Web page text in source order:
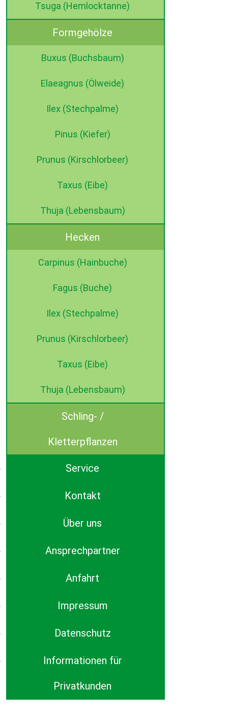
Tsuga (Hemlocktanne)
Formgehölze
Buxus (Buchsbaum)
Elaeagnus (Ölweide)
Ilex (Stechpalme)
Pinus (Kiefer)
Prunus (Kirschlorbeer)
Taxus (Eibe)
Thuja (Lebensbaum)
Hecken
Carpinus (Hainbuche)
Fagus (Buche)
Ilex (Stechpalme)
Prunus (Kirschlorbeer)
Taxus (Eibe)
Thuja (Lebensbaum)
Schling- /
Kletterpflanzen
Service
Kontakt
Über uns
Ansprechpartner
Anfahrt
Impressum
Datenschutz
Informationen für
Privatkunden